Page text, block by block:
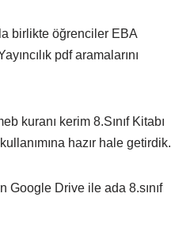
birlikte öğrenciler EBA
pdf aramalarını
kuranı kerim 8.Sınıf Kitabı
hazır hale getirdik.
Drive ile ada 8.sınıf